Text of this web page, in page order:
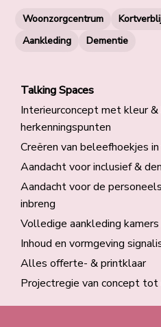
Woonzorgcentrum
Aankleding
Dementie
Talking Spaces
Interieurconcept met kleur
herkenningspunten​
Creëren van beleefhoekjes
Aandacht voor inclusief &
Aandacht voor de
inbreng​
Volledige aankleding
Inhoud en vormgeving
Alles offerte- & printklaar​
Projectregie van concept tot